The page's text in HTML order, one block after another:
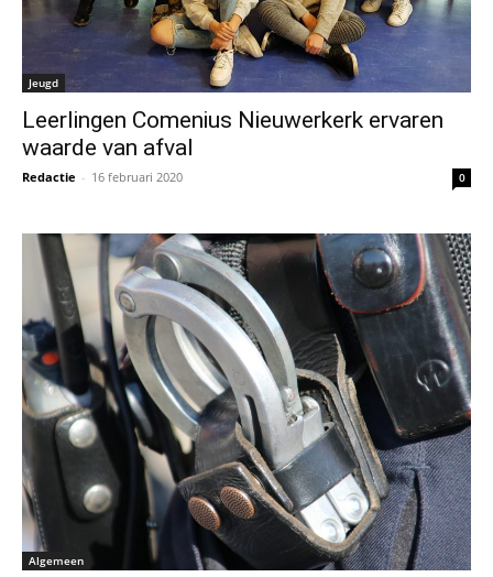
Jeugd
Leerlingen Comenius Nieuwerkerk ervaren
waarde van afval
Redactie - 16 februari 2020 0
Algemeen